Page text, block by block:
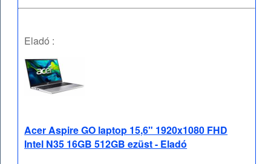
Eladó :
Acer Aspire GO laptop 15,6" 1920x1080 FHD
Intel N35 16GB 512GB ezüst - Eladó